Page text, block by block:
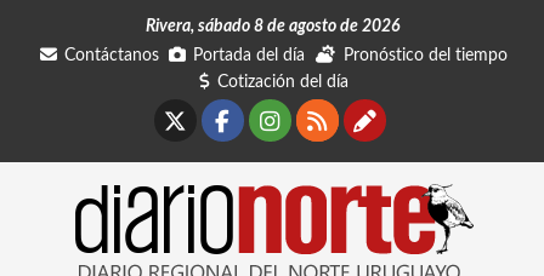
Rivera, sábado 8 de agosto de 2026
Contáctanos
Portada del día
Pronóstico del tiempo
Cotización del día
Facebook
Instagram
RSSContáctanos